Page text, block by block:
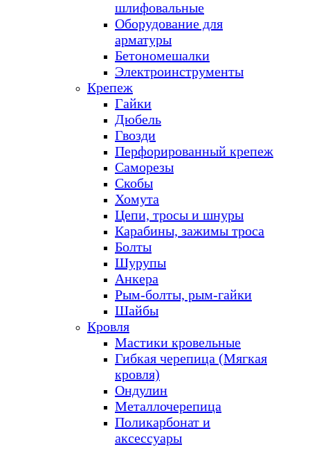
шлифовальные
Оборудование для
арматуры
Бетономешалки
Электроинструменты
Крепеж
Гайки
Дюбель
Гвозди
Перфорированный крепеж
Саморезы
Скобы
Хомута
Цепи, тросы и шнуры
Карабины, зажимы троса
Болты
Шурупы
Анкера
Рым-болты, рым-гайки
Шайбы
Кровля
Мастики кровельные
Гибкая черепица (Мягкая
кровля)
Ондулин
Металлочерепица
Поликарбонат и
аксессуары